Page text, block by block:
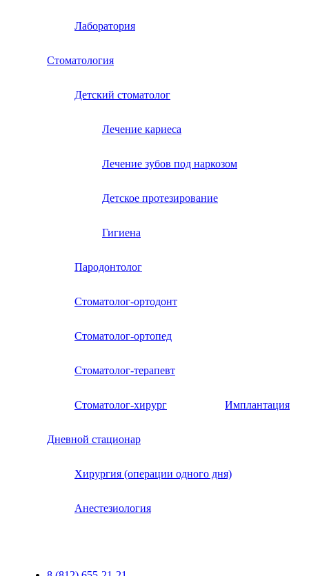
Лаборатория
Стоматология
Детский стоматолог
Лечение кариеса
Лечение зубов под наркозом
Детское протезирование
Гигиена
Пародонтолог
Стоматолог-ортодонт
Стоматолог-ортопед
Стоматолог-терапевт
Стоматолог-хирург Имплантация
Дневной стационар
Хирургия (операции одного дня)
Анестезиология